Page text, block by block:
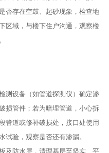
否存在空鼓、起砂现象，检查地
区域，与楼下住户沟通，观察楼
测设备（如管道探测仪）确定渗
损管件；若为暗埋管道，小心拆
管道或修补破损处，接口处使用
试验，观察是否还有渗漏。​
及防水层，清理基层至坚实、平